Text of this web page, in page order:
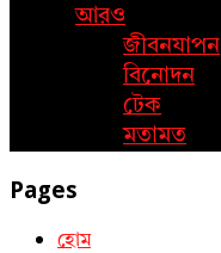
আরও
জীবনযাপন
বিনোদন
টেক
মতামত
Pages
হোম